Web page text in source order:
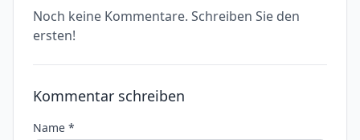
Noch keine Kommentare. Schreiben Sie den
ersten!
Kommentar schreiben
Name *